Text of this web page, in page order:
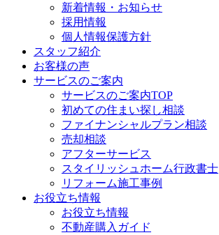
新着情報・お知らせ
採用情報
個人情報保護方針
スタッフ紹介
お客様の声
サービスのご案内
サービスのご案内TOP
初めての住まい探し相談
ファイナンシャルプラン相談
売却相談
アフターサービス
スタイリッシュホーム行政書士
リフォーム施工事例
お役立ち情報
お役立ち情報
不動産購入ガイド